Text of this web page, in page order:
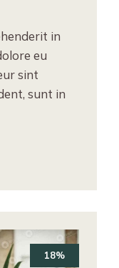
in
eu
sint
sunt in
18%